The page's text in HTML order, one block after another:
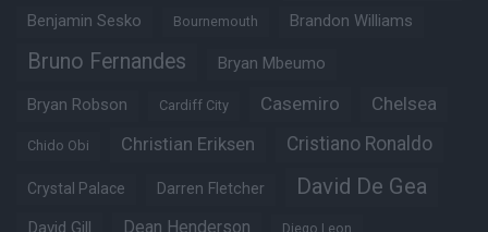
Benjamin Sesko Bournemouth Brandon Williams
Bruno Fernandes Bryan Mbeumo
Bryan Robson Cardiff City Casemiro Chelsea
Chido Obi Christian Eriksen Cristiano Ronaldo
Crystal Palace Darren Fletcher David De Gea
David Gill Dean Henderson Diego Leon